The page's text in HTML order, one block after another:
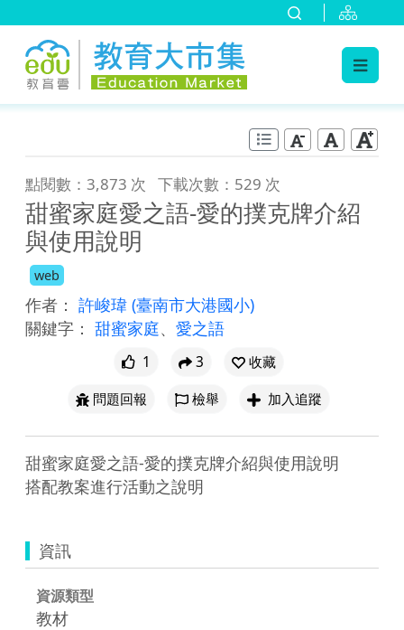
點閱數：3,873 次 下載次數：529 次
甜蜜家庭愛之語-愛的撲克牌介紹
與使用說明
web
作者： 許峻瑋 (臺南市大港國小)
關鍵字： 甜蜜家庭、 愛之語
1 3
收藏
問題回報
檢舉 加入追蹤
甜蜜家庭愛之語-愛的撲克牌介紹與使用說明
搭配教案進行活動之說明
資訊
資源類型
教材